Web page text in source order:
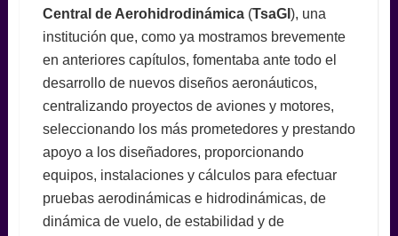
Central de Aerohidrodinámica (TsaGI ), una
institución que, como ya mostramos brevemente
en anteriores capítulos, fomentaba ante todo el
desarrollo de nuevos diseños aeronáuticos,
centralizando proyectos de aviones y motores,
seleccionando los más prometedores y prestando
apoyo a los diseñadores, proporcionando
equipos, instalaciones y cálculos para efectuar
pruebas aerodinámicas e hidrodinámicas, de
dinámica de vuelo, de estabilidad y de